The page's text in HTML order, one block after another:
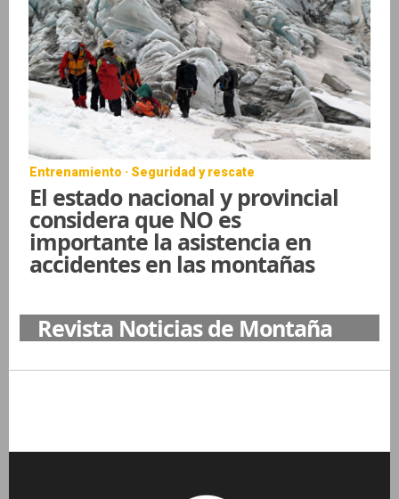
Entrenamiento · Seguridad y rescate
El estado nacional y provincial
considera que NO es
importante la asistencia en
accidentes en las montañas
Revista Noticias de Montaña